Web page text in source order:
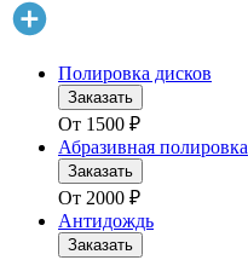
Полировка дисков
Заказать
От 1500 ₽
Абразивная полировка
Заказать
От 2000 ₽
Антидождь
Заказать